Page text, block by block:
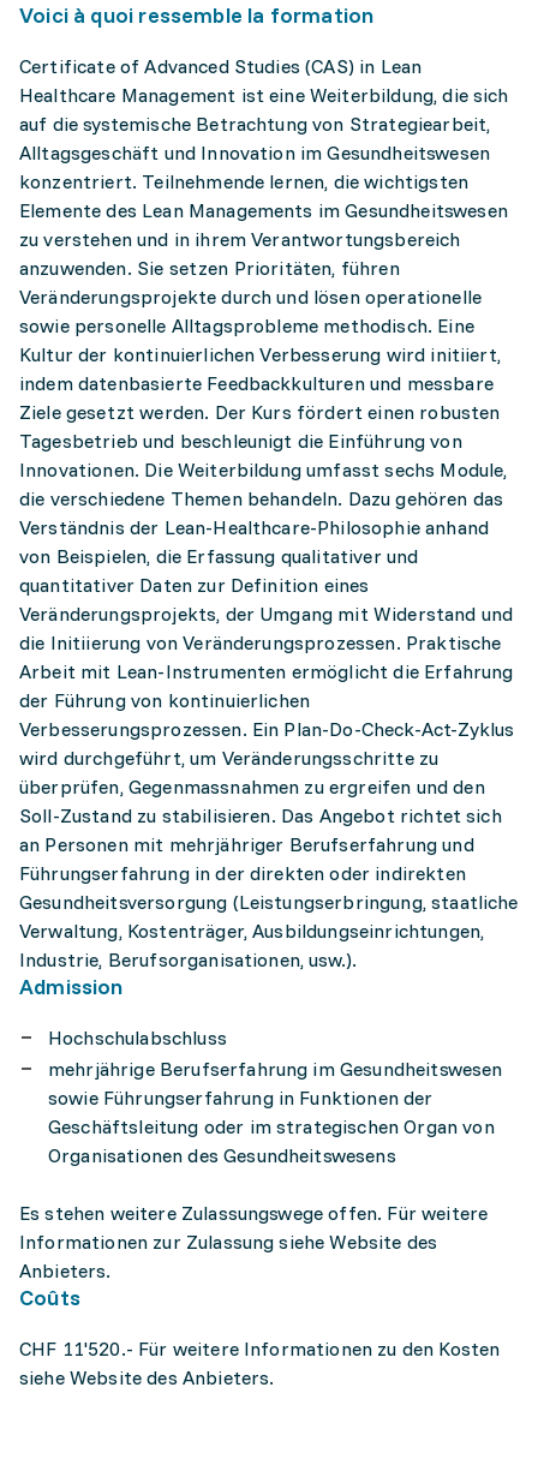
Voici à quoi ressemble la formation
Certificate of Advanced Studies (CAS) in Lean
Healthcare Management ist eine Weiterbildung, die sich
auf die systemische Betrachtung von Strategiearbeit,
Alltagsgeschäft und Innovation im Gesundheitswesen
konzentriert. Teilnehmende lernen, die wichtigsten
Elemente des Lean Managements im Gesundheitswesen
zu verstehen und in ihrem Verantwortungsbereich
anzuwenden. Sie setzen Prioritäten, führen
Veränderungsprojekte durch und lösen operationelle
sowie personelle Alltagsprobleme methodisch. Eine
Kultur der kontinuierlichen Verbesserung wird initiiert,
indem datenbasierte Feedbackkulturen und messbare
Ziele gesetzt werden. Der Kurs fördert einen robusten
Tagesbetrieb und beschleunigt die Einführung von
Innovationen. Die Weiterbildung umfasst sechs Module,
die verschiedene Themen behandeln. Dazu gehören das
Verständnis der Lean-Healthcare-Philosophie anhand
von Beispielen, die Erfassung qualitativer und
quantitativer Daten zur Definition eines
Veränderungsprojekts, der Umgang mit Widerstand und
die Initiierung von Veränderungsprozessen. Praktische
Arbeit mit Lean-Instrumenten ermöglicht die Erfahrung
der Führung von kontinuierlichen
Verbesserungsprozessen. Ein Plan-Do-Check-Act-Zyklus
wird durchgeführt, um Veränderungsschritte zu
überprüfen, Gegenmassnahmen zu ergreifen und den
Soll-Zustand zu stabilisieren. Das Angebot richtet sich
an Personen mit mehrjähriger Berufserfahrung und
Führungserfahrung in der direkten oder indirekten
Gesundheitsversorgung (Leistungserbringung, staatliche
Verwaltung, Kostenträger, Ausbildungseinrichtungen,
Industrie, Berufsorganisationen, usw.).
Admission
Hochschulabschluss
mehrjährige Berufserfahrung im Gesundheitswesen
sowie Führungserfahrung in Funktionen der
Geschäftsleitung oder im strategischen Organ von
Organisationen des Gesundheitswesens
Es stehen weitere Zulassungswege offen. Für weitere
Informationen zur Zulassung siehe Website des
Anbieters.
Coûts
CHF 11'520.- Für weitere Informationen zu den Kosten
siehe Website des Anbieters.